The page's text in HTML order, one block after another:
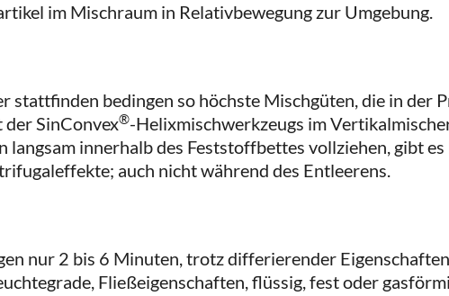
im Mischraum in Relativbewegung zur Umgebung.
stattfinden bedingen so höchste Mischgüten, die in der
SinConvex®-Helixmischwerkzeugs im
langsam innerhalb des Feststoffbettes vollziehen, gibt
auch nicht während des Entleerens.
nur 2 bis 6 Minuten, trotz differierender
Fließeigenschaften, flüssig, fest oder